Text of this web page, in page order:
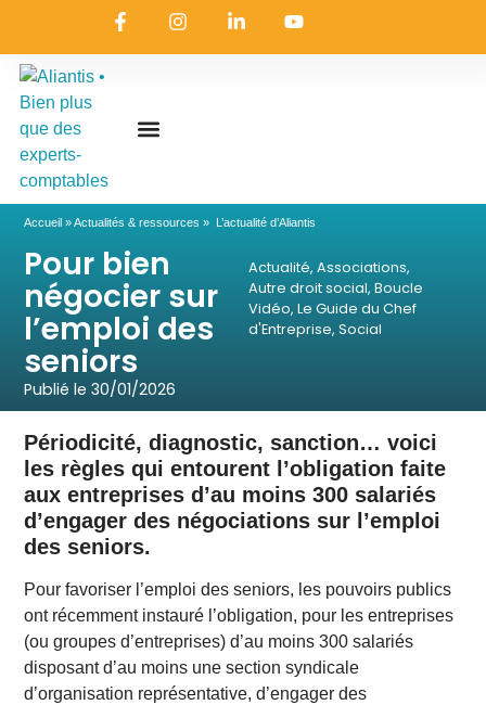
Accueil »Actualités & ressources » L’actualité d’Aliantis
Pour bien
négocier sur
l’emploi des
seniors
Publié le30/01/2026
Actualité, Associations,
Autre droit social, Boucle
Vidéo, Le Guide du Chef
d'Entreprise, Social
Périodicité, diagnostic, sanction… voici
les règles qui entourent l’obligation faite
aux entreprises d’au moins 300 salariés
d’engager des négociations sur l’emploi
des seniors.
Pour favoriser l’emploi des seniors, les pouvoirs publics
ont récemment instauré l’obligation, pour les entreprises
(ou groupes d’entreprises) d’au moins 300 salariés
disposant d’au moins une section syndicale
d’organisation représentative, d’engager des